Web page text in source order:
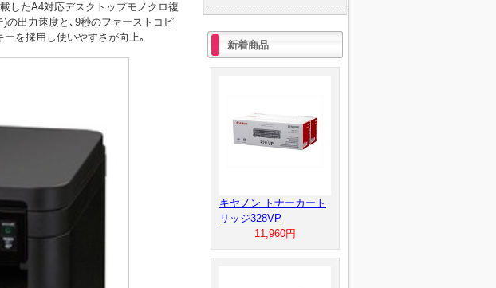
したA4対応デスクトップモノクロ複
の出力速度と､9秒のファーストコピ
を採用し使いやすさが向上｡
新着商品
キヤノン トナーカート
リッジ328VP
11,960円